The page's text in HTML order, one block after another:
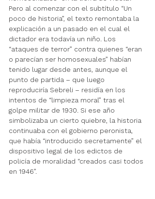
Pero al comenzar con el subtítulo “Un
poco de historia”, el texto remontaba la
explicación a un pasado en el cual el
dictador era todavía un niño. Los
“ataques de terror” contra quienes “eran
o parecían ser homosexuales” habían
tenido lugar desde antes, aunque el
punto de partida – que luego
reproduciría Sebreli – residía en los
intentos de “limpieza moral” tras el
golpe militar de 1930. Si ese año
simbolizaba un cierto quiebre, la historia
continuaba con el gobierno peronista,
que había “introducido secretamente” el
dispositivo legal de los edictos de
policía de moralidad “creados casi todos
en 1946”.